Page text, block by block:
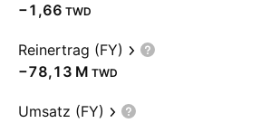
−1,66 TWD
Reinertrag (FY)
‪−78,13 M‬ TWD
Umsatz (FY)